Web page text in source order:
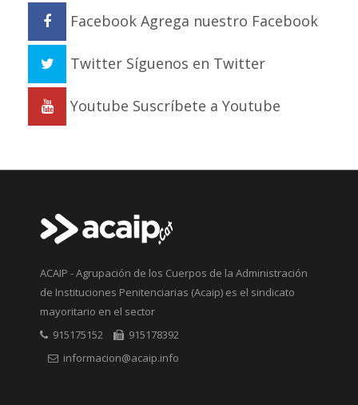
Facebook Agrega nuestro Facebook
Twitter Síguenos en Twitter
Youtube Suscríbete a Youtube
ACAIP - Agrupación de los Cuerpos de la Administración
de Instituciones Penitenciarias (Acaip) es el sindicato
mayoritario en el sector
915175152
915178392
informacion@acaip.info